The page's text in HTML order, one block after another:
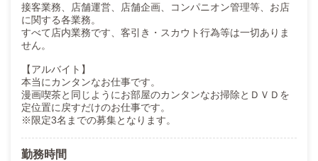
接客業務、店舗運営、店舗企画、コンパニオン管理等、お店
に関する各業務。
すべて店内業務です、客引き・スカウト行為等は一切ありま
せん。
【アルバイト】
本当にカンタンなお仕事です。
漫画喫茶と同じようにお部屋のカンタンなお掃除とＤＶＤを
定位置に戻すだけのお仕事です。
※限定3名までの募集となります。
勤務時間